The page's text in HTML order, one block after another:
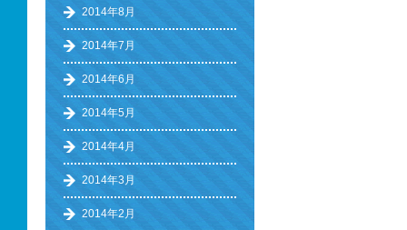
2014年8月
2014年7月
2014年6月
2014年5月
2014年4月
2014年3月
2014年2月